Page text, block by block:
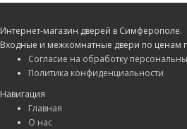
Интернет-магазин дверей в Симферополе.
Входные и межкомнатные двери по ценам
Согласие на обработку
Политика конфиденциальности
Навигация
Главная
О нас